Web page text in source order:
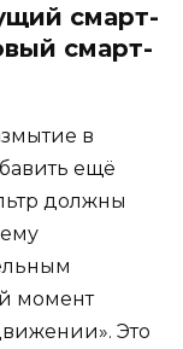
смарт-
смарт-
в
ещё
должны
момент
Это